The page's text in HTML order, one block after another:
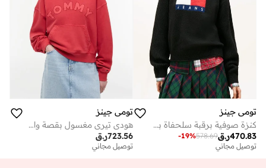
تومي جينز
كنزة صوفية برقبة سلحفاة بشعار
ر.ق470.83
578.69
-19%
توصيل مجاني
تومي جينز
هودي تيري مغسول بقصة واسعة
ر.ق723.56
توصيل مجاني